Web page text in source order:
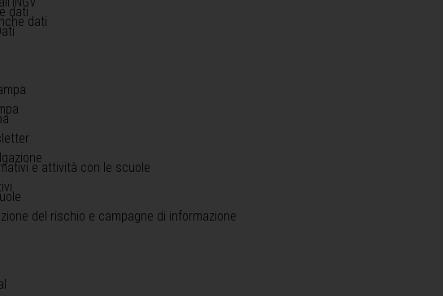
dati
dati
e attività con le scuole
del rischio e campagne di informazione